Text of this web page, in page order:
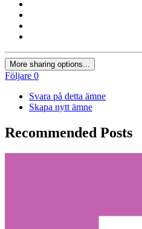
More sharing options...
Följare 0
Svara på detta ämne
Skapa nytt ämne
Recommended Posts